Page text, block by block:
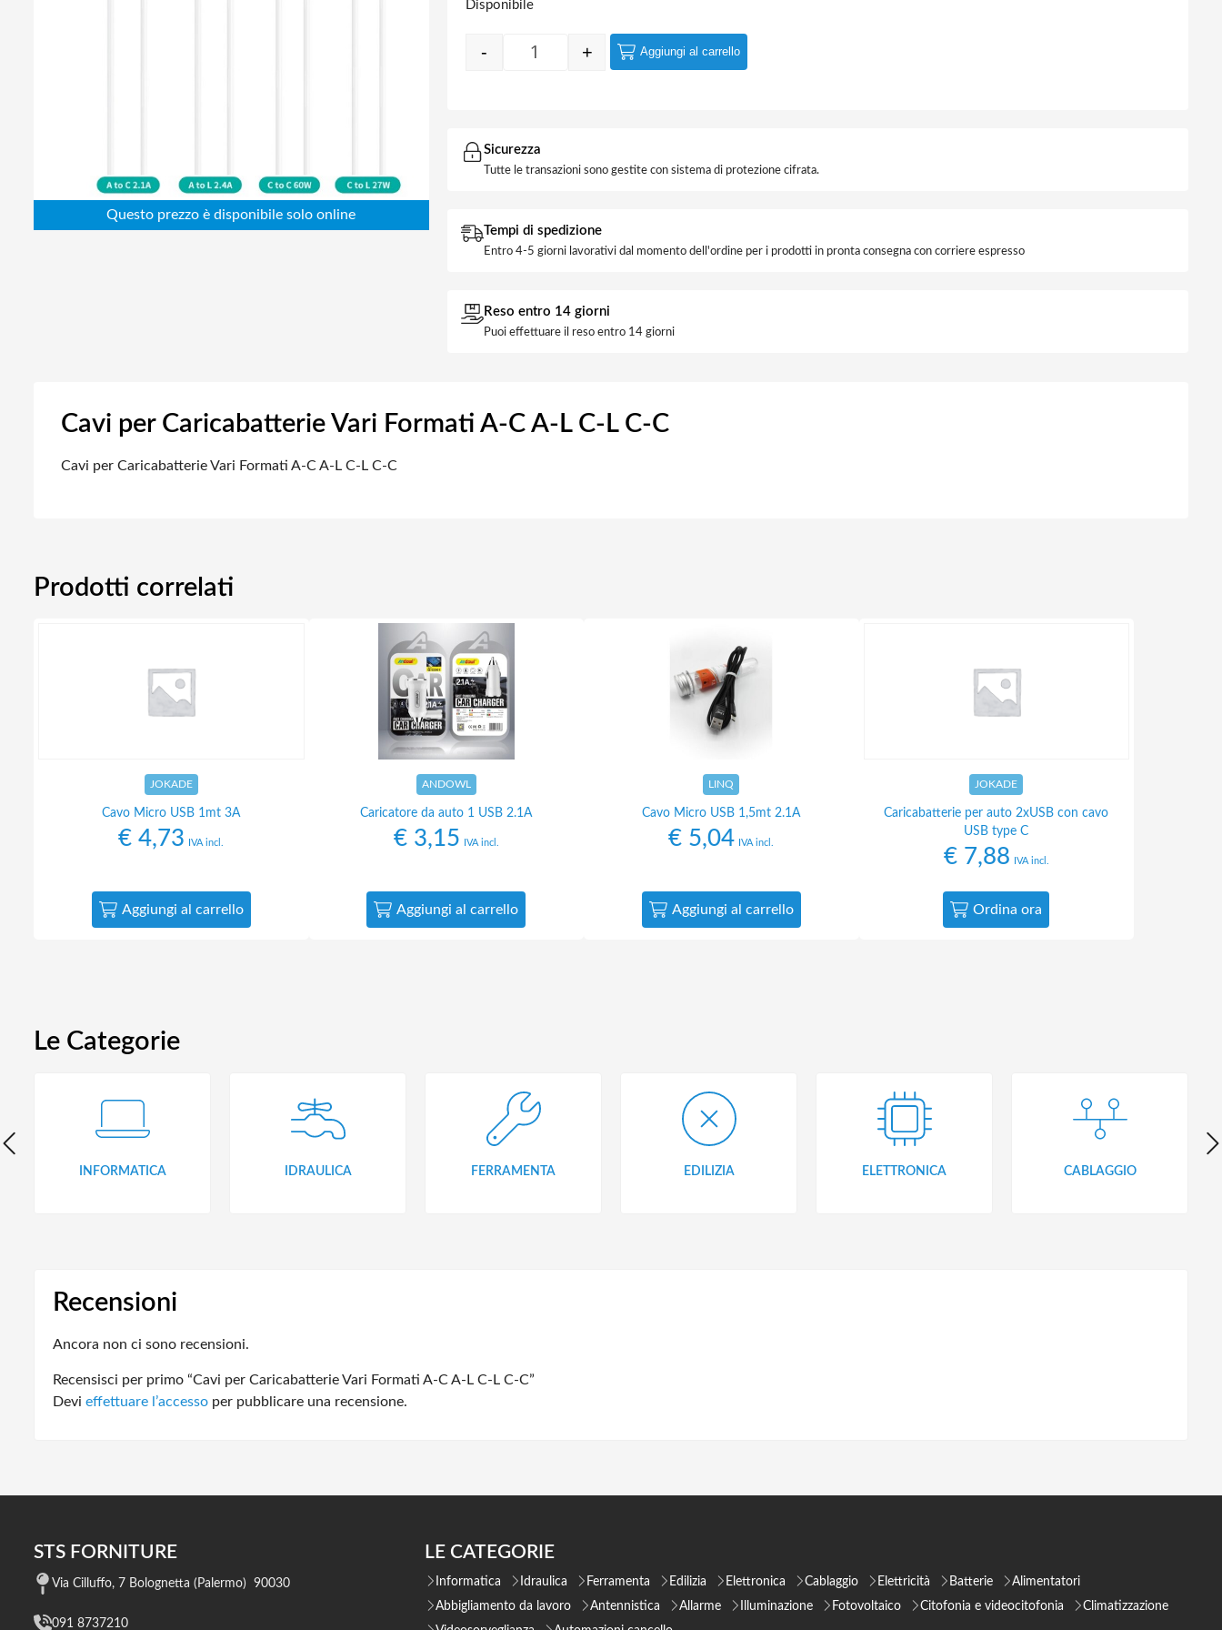
Elettronica
Disponibile
Quantity
- + Aggiungi al carrello
Sicurezza
Tutte le transazioni sono gestite con sistema di protezione cifrata.
Tempi di spedizione
Entro 4-5 giorni lavorativi dal momento dell'ordine per i prodotti in pronta consegna con corriere espresso
Reso entro 14 giorni
Puoi effettuare il reso entro 14 giorni
Cavi per Caricabatterie Vari Formati A-C A-L C-L C-C
Cavi per Caricabatterie Vari Formati A-C A-L C-L C-C
Prodotti correlati
JOKADE
Cavo Micro USB 1mt 3A
€ 4,73 IVA incl.
Aggiungi al carrello
ANDOWL
Caricatore da auto 1 USB 2.1A
€3,15 IVA incl.
Aggiungi al carrello
LINQ
Cavo Micro USB 1,5mt 2.1A
€ 5,04 IVA incl.
Aggiungi al carrello
JOKADE
Caricabatterie per auto 2xUSB con cavo
USB type C
€7,88 IVA incl.
Ordina ora
Le Categorie
INFORMATICA IDRAULICA FERRAMENTA EDILIZIA ELETTRONICA CABLAGGIO
Recensioni
Ancora non ci sono recensioni.
Recensisci per primo “Cavi per Caricabatterie Vari Formati A-C A-L C-L C-C”
Devi effettuare l’accesso per pubblicare una recensione.
STS FORNITURE
Via Cilluffo, 7 Bolognetta (Palermo) 90030
091 8737210
LE CATEGORIE
Informatica Idraulica Ferramenta Edilizia Elettronica Cablaggio Elettricità Batterie
Alimentatori
Abbigliamento da lavoro
Antennistica Allarme Illuminazione Fotovoltaico Citofonia e videocitofonia
Climatizzazione